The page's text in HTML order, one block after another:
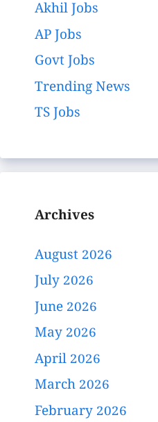
Akhil Jobs
AP Jobs
Govt Jobs
Trending News
TS Jobs
Archives
August 2026
July 2026
June 2026
May 2026
April 2026
March 2026
February 2026